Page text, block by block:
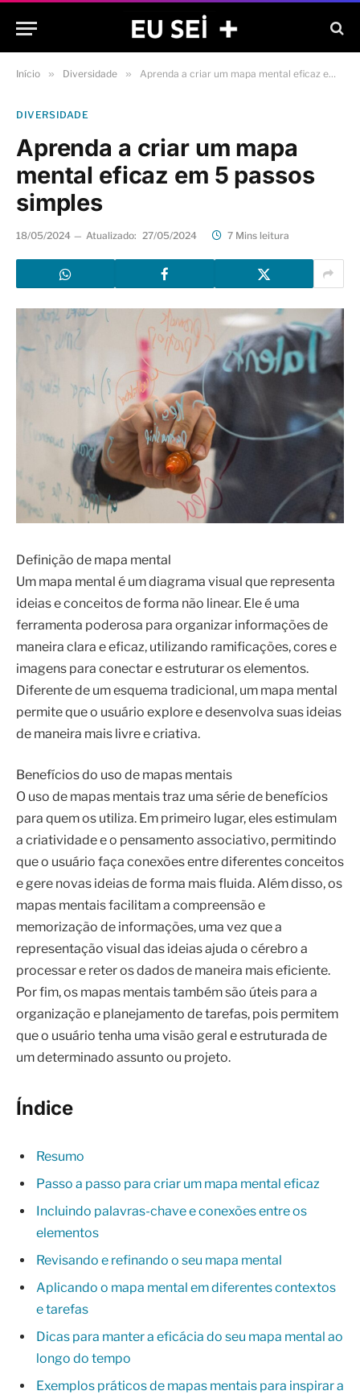
Início » Diversidade » Aprenda a criar um mapa mental eficaz em 5 passos simples
DIVERSIDADE
Aprenda a criar um mapa
mental eficaz em 5 passos
simples
18/05/2024 Atualizado: 27/05/2024 7 Mins leitura
Definição de mapa mental
Um mapa mental é um diagrama visual que representa
ideias e conceitos de forma não linear. Ele é uma
ferramenta poderosa para organizar informações de
maneira clara e eficaz, utilizando ramificações, cores e
imagens para conectar e estruturar os elementos.
Diferente de um esquema tradicional, um mapa mental
permite que o usuário explore e desenvolva suas ideias
de maneira mais livre e criativa.
Benefícios do uso de mapas mentais
O uso de mapas mentais traz uma série de benefícios
para quem os utiliza. Em primeiro lugar, eles estimulam
a criatividade e o pensamento associativo, permitindo
que o usuário faça conexões entre diferentes conceitos
e gere novas ideias de forma mais fluida. Além disso, os
mapas mentais facilitam a compreensão e
memorização de informações, uma vez que a
representação visual das ideias ajuda o cérebro a
processar e reter os dados de maneira mais eficiente.
Por fim, os mapas mentais também são úteis para a
organização e planejamento de tarefas, pois permitem
que o usuário tenha uma visão geral e estruturada de
um determinado assunto ou projeto.
Índice
Resumo
Passo a passo para criar um mapa mental eficaz
Incluindo palavras-chave e conexões entre os
elementos
Revisando e refinando o seu mapa mental
Aplicando o mapa mental em diferentes contextos
e tarefas
Dicas para manter a eficácia do seu mapa mental ao
longo do tempo
Exemplos práticos de mapas mentais para inspirar a